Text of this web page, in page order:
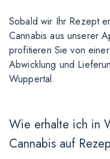
Sobald wir Ihr Rezept
Cannabis aus unserer
profitieren Sie von
Abwicklung und
Wuppertal.
Wie erhalte ich in
Cannabis auf